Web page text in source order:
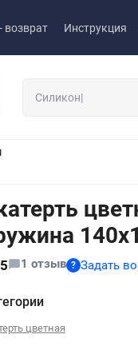
возврат Инструкция
5 1 отзыв ? Задать
цветная